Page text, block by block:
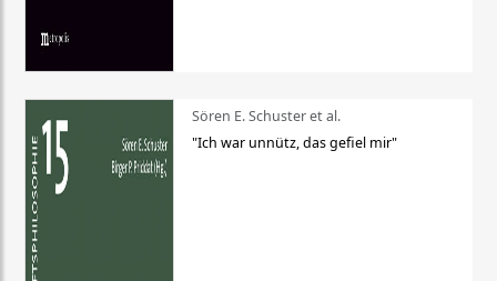
Sören E. Schuster et al.
"Ich war unnütz, das gefiel mir"